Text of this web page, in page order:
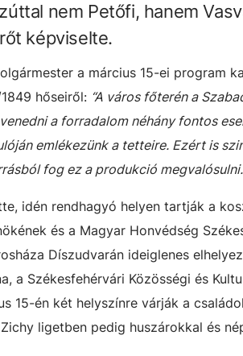
nem Petőfi, hanem
képviselte.
a március 15-ei program
hőseiről: “A város főterén a
a forradalom néhány fontos
emlékezünk a tetteire. Ezért is
fog ez a produkció
idén rendhagyó helyen tartják a
és a Magyar Honvédség
Díszudvarán ideiglenes
a Székesfehérvári Közösségi és
15-én két helyszínre várják a
ligetben pedig huszárokkal és